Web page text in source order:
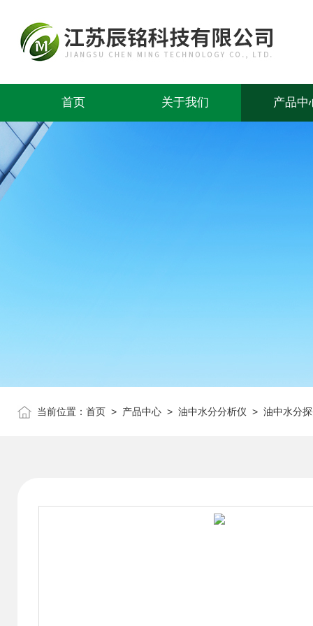
首页 关于我们 产品中
当前位置： 首页 > 产品中心 > 油中水分分析仪 > 油中水分